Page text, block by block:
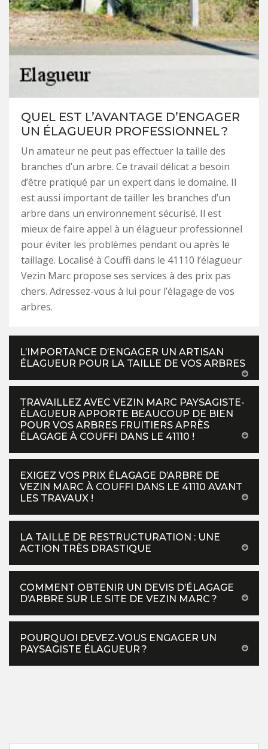
QUEL EST L’AVANTAGE D’ENGAGER
UN ÉLAGUEUR PROFESSIONNEL ?
Un amateur ne peut pas effectuer la taille des
branches d’un arbre. Ce travail délicat a besoin
d’être pratiqué par un expert dans le domaine. Il
est aussi important de tailler les branches d’un
arbre dans un environnement sécurisé. Il est
mieux de faire appel à un élagueur professionnel
pour éviter les problèmes pendant ou après le
taillage. Localisé à Couffi dans le 41110 l’élagueur
Vezin Marc propose ses services à des prix pas
chers. Adressez-vous à lui pour l’élagage de vos
arbres.
L’IMPORTANCE D’ENGAGER UN ARTISAN
ÉLAGUEUR POUR LA TAILLE DE VOS ARBRES
TRAVAILLEZ AVEC VEZIN MARC PAYSAGISTE-
ÉLAGUEUR APPORTE BEAUCOUP DE BIEN
POUR VOS ARBRES FRUITIERS APRÈS
ÉLAGAGE À COUFFI DANS LE 41110 !
EXIGEZ VOS PRIX ÉLAGAGE D’ARBRE DE
VEZIN MARC À COUFFI DANS LE 41110 AVANT
LES TRAVAUX !
LA TAILLE DE RESTRUCTURATION : UNE
ACTION TRÈS DRASTIQUE
COMMENT OBTENIR UN DEVIS D’ÉLAGAGE
D’ARBRE SUR LE SITE DE VEZIN MARC ?
POURQUOI DEVEZ-VOUS ENGAGER UN
PAYSAGISTE ÉLAGUEUR ?